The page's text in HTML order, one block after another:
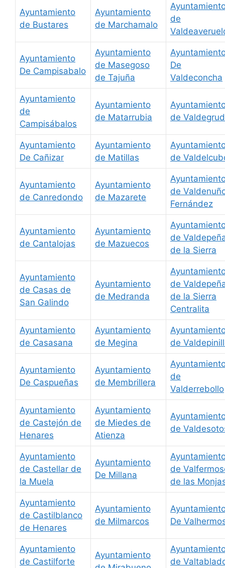
Ayuntamiento
de Bustares
Ayuntamiento
de Marchamalo
de
Ayuntamiento
De Campisabalo
Ayuntamiento
de Masegoso
de Tajuña
De
Valdeconcha
Ayuntamiento
de
Campisábalos
Ayuntamiento
de Matarrubia
de
Ayuntamiento
De Cañizar
Ayuntamiento
de Matillas
de
Ayuntamiento
de Canredondo
Ayuntamiento
de Mazarete
de
Fernández
Ayuntamiento
de Cantalojas
Ayuntamiento
de Mazuecos
de
de la Sierra
Ayuntamiento
de Casas de
San Galindo
Ayuntamiento
de Medranda
de
de la Sierra
Centralita
Ayuntamiento
de Casasana
Ayuntamiento
de Megina
de
Ayuntamiento
De Caspueñas
Ayuntamiento
de Membrillera
de
Valderrebollo
Ayuntamiento
de Castejón de
Henares
Ayuntamiento
de Miedes de
Atienza
de
Ayuntamiento
de Castellar de
la Muela
Ayuntamiento
De Millana
de
de las
Ayuntamiento
de Castilblanco
de Henares
Ayuntamiento
de Milmarcos
De
Ayuntamiento
de Castilforte
Ayuntamiento
de